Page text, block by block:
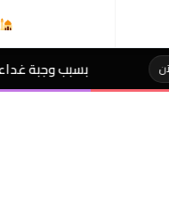
الأفراح… إصابة 11 من المعازيم بنزلة معوية حادة بكفر البطيخ في دمياط..